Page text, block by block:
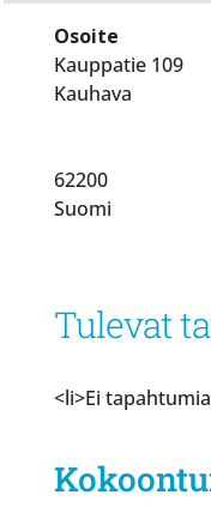
Osoite
Kauppatie 109
Kauhava
62200
Suomi
Tulevat
<li>Ei